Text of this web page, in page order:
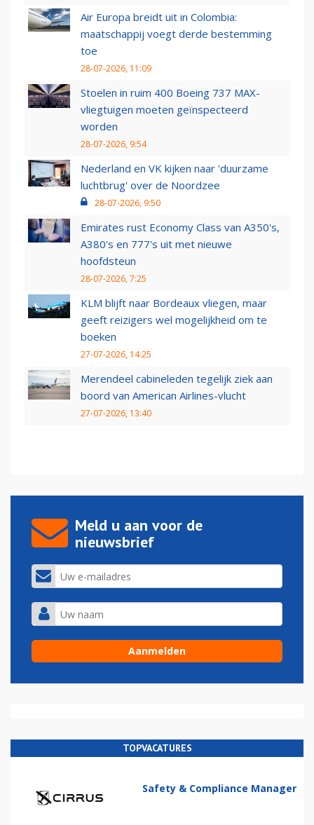
Air Europa breidt uit in Colombia:
maatschappij voegt derde bestemming
toe
28-07-2026, 11:09
Stoelen in ruim 400 Boeing 737 MAX-
vliegtuigen moeten geïnspecteerd
worden
28-07-2026, 9:54
Nederland en VK kijken naar 'duurzame
luchtbrug' over de Noordzee
28-07-2026, 9:50
Emirates rust Economy Class van A350's,
A380's en 777's uit met nieuwe
hoofdsteun
28-07-2026, 7:25
KLM blijft naar Bordeaux vliegen, maar
geeft reizigers wel mogelijkheid om te
boeken
27-07-2026, 14:25
Merendeel cabineleden tegelijk ziek aan
boord van American Airlines-vlucht
27-07-2026, 13:40
Meld u aan voor de
nieuwsbrief
TOPVACATURES
Safety & Compliance Manager